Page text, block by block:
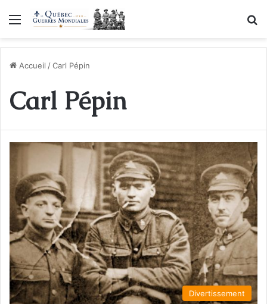
Menu
Accueil /Carl Pépin
Carl Pépin
Divertissement